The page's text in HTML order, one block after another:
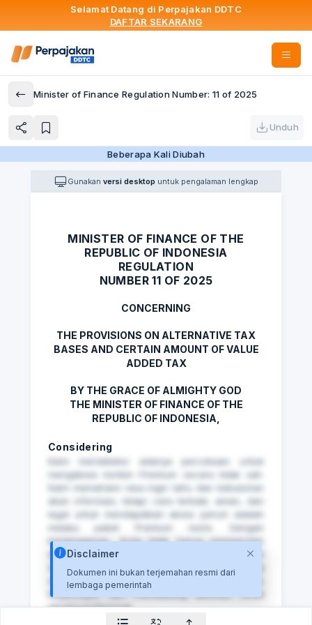
Selamat Datang di Perpajakan DDTC
DAFTAR SEKARANG
Minister of Finance Regulation Number: 11 of 2025
Unduh
Beberapa Kali Diubah
Gunakan versi desktop untuk pengalaman lengkap
MINISTER OF FINANCE OF THE
REPUBLIC OF INDONESIA
REGULATION
NUMBER 11 OF 2025
CONCERNING
THE PROVISIONS ON ALTERNATIVE TAX
BASES AND CERTAIN AMOUNT OF VALUE
ADDED TAX
BY THE GRACE OF ALMIGHTY GOD
THE MINISTER OF FINANCE OF THE
REPUBLIC OF INDONESIA,
Considering
Kami mendeteksi adanya percobaan untuk
mengakses konten Premium secara tidak sah.
Kami memahami rasa ingin tahu dan kebutuhan
akan informasi, tetapi cara terbaik, aman, dan
legal untuk mendapatkan akses penuh adalah
melalui paket Premium resmi. Dengan
berlangganan, Anda tidak hanya memperoleh
akses tanpa batas ke seluruh dokumen hukum
dan regulasi terbaru, tetapi juga jaminan bahwa
setiap informasi yang Anda dapatkan valid,
terpercaya, dan mendukung aktivitas Anda
secara profesional.
Disclaimer
Dokumen ini bukan terjemahan resmi dari
lembaga pemerintah